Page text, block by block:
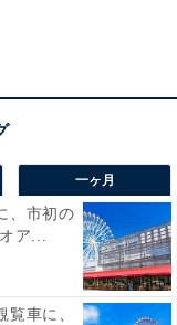
一ヶ月
、市初の
ア...
覧車に、